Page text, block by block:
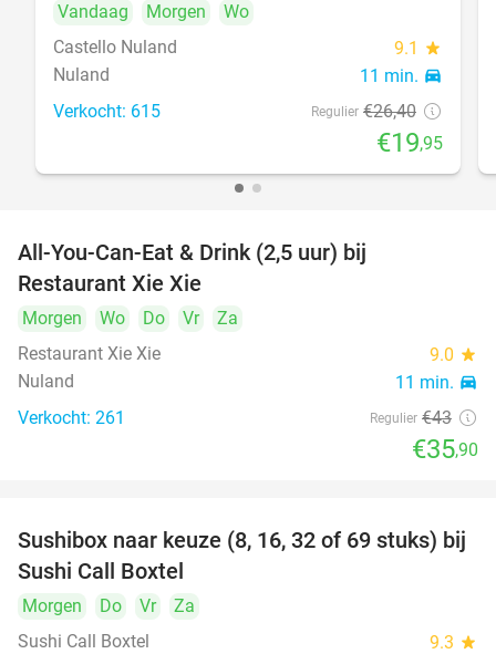
Vandaag Morgen
Wo
Castello Nuland
9.1 star
Nuland 11 min. directions_car
Verkocht: 615 Regulier €26,40
€19,95
All-You-Can-Eat & Drink (2,5 uur) bij
Restaurant Xie Xie
Morgen Wo Do Vr
Za
Restaurant Xie Xie
9.0 star
Nuland 11 min. directions_car
Verkocht: 261 Regulier €43
€35,90
53%
Sushibox naar keuze (8, 16, 32 of 69 stuks) bij
Sushi Call Boxtel
Morgen Do Vr
Za
Sushi Call Boxtel
9.3 star